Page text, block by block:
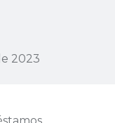
2023